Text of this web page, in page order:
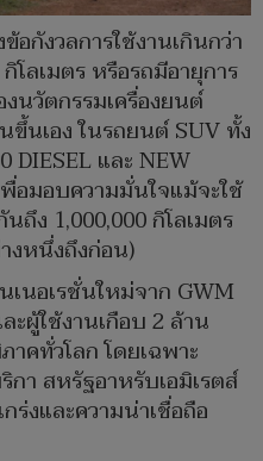
อกังวลการใช้งานเกินกว่า
โลเมตร หรือรถมีอายุการ
นวัตกรรมเครื่องยนต์
นเอง ในรถยนต์ SUV ทั้ง
DIESEL และ NEW
อมอบความมั่นใจแม้จะใช้
ถึง 1,000,000 กิโลเมตร
งหนึ่งถึงก่อน)
เนอเรชั่นใหม่จาก GWM
ะผู้ใช้งานเกือบ 2 ล้าน
คทั่วโลก โดยเฉพาะ
กา สหรัฐอาหรับเอมิเรตส์
ร่งและความน่าเชื่อถือ